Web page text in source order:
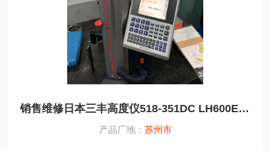
销售维修日本三丰高度仪518-351DC LH600E测高仪
产品厂地： 苏州市